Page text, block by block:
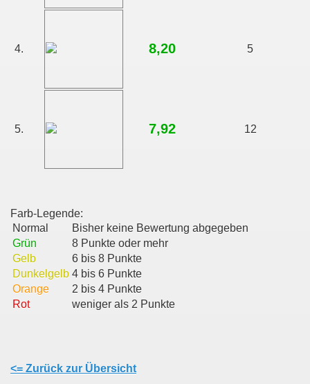
4. 8,20 5
5. 7,92 12
Farb-Legende:
Normal
Bisher keine Bewertung abgegeben
Grün
8 Punkte oder mehr
Gelb
6 bis 8 Punkte
Dunkelgelb 4 bis 6 Punkte
Orange
2 bis 4 Punkte
Rot
weniger als 2 Punkte
<= Zurück zur Übersicht